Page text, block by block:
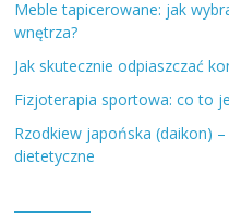
Meble tapicerowane: jak
wnętrza?
Jak skutecznie odpiaszczać
Fizjoterapia sportowa: co to
Rzodkiew japońska (daikon)
dietetyczne